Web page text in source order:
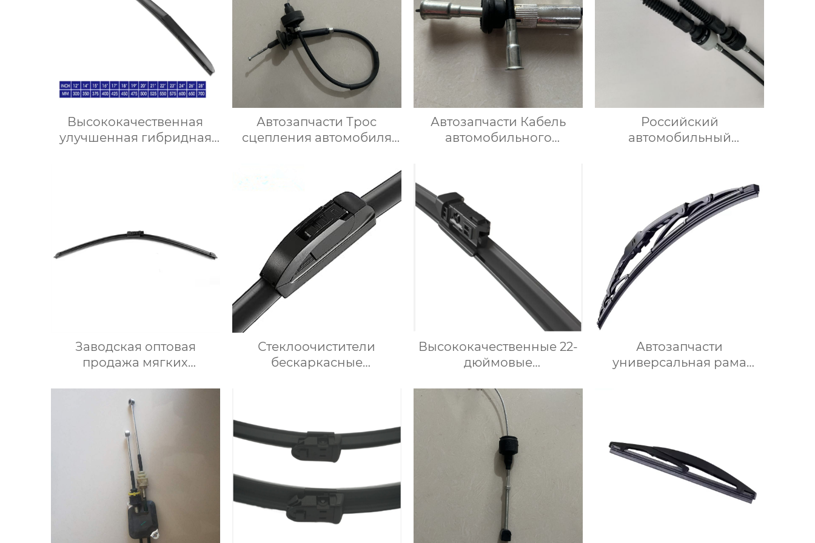
Высококачественная
улучшенная гибридная
Автозапчасти Трос
сцепления автомобиля
Автозапчасти Кабель
автомобильного
Российский
автомобильный
переключения передач
для Газ
Заводская оптовая
продажа мягких
автомобильных
стеклоочистителей для
стеклоочистителей от
дождя на ветровом стекле
Стеклоочистители
бескаркасные
сменный адаптер
Высококачественные 22-
дюймовые
стеклоочистителя
премиум-класса OEM
подходят для Chevrolet
Impala 2013-2006
Автозапчасти
универсальная рама